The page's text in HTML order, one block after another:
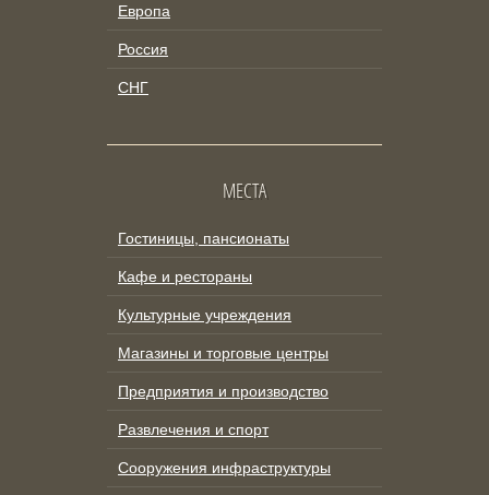
Европа
Россия
СНГ
МЕСТА
Гостиницы, пансионаты
Кафе и рестораны
Культурные учреждения
Магазины и торговые центры
Предприятия и производство
Развлечения и спорт
Сооружения инфраструктуры